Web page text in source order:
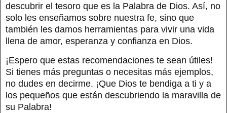
descubrir el tesoro que es la Palabra de Dios. Así, no
solo les enseñamos sobre nuestra fe, sino que
también les damos herramientas para vivir una vida
llena de amor, esperanza y confianza en Dios.
¡Espero que estas recomendaciones te sean útiles!
Si tienes más preguntas o necesitas más ejemplos,
no dudes en decirme. ¡Que Dios te bendiga a ti y a
los pequeños que están descubriendo la maravilla de
su Palabra!